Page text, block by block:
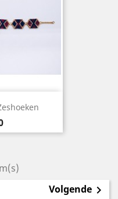
Volgende 